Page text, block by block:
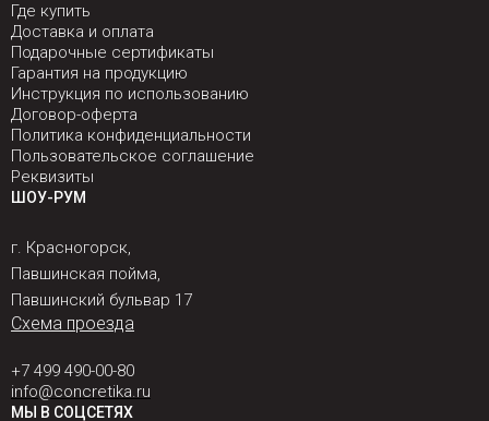
Где купить
Доставка и оплата
Подарочные сертификаты
Гарантия на продукцию
Инструкция по использованию
Договор-оферта
Политика конфиденциальности
Пользовательское соглашение
Реквизиты
ШОУ-РУМ
г. Красногорск,
Павшинская пойма,
Павшинский бульвар 17
Схема проезда
+7 499 490-00-80
info@concretika.ru
МЫ В СОЦСЕТЯХ